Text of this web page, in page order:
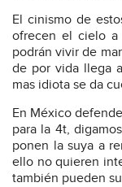
El cinismo de
ofrecen el cielo a
podrán vivir de
de por vida llega
mas idiota se da
En México
para la 4t,
ponen la suya a
ello no quieren
también pueden